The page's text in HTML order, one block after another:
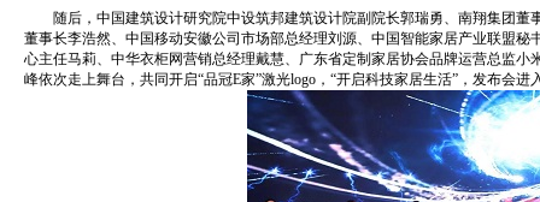
随后，中国建筑设计研究院中设筑邦建筑设计院副院长郭瑞勇、南翔集团董
董事长李浩然、中国移动安徽公司市场部总经理刘源、中国智能家居产业联盟
心主任马莉、中华衣柜网营销总经理戴慧、广东省定制家居协会品牌运营总监
峰依次走上舞台，共同开启“品冠E家”激光logo，“开启科技家居生活”，发布会